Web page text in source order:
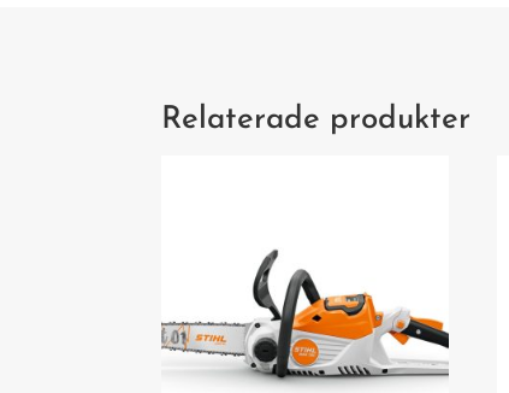
Relaterade produkter